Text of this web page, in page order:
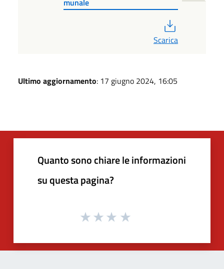
Scarica
Ultimo aggiornamento: 17 giugno 2024, 16:05
Quanto sono chiare le informazioni
su questa pagina?